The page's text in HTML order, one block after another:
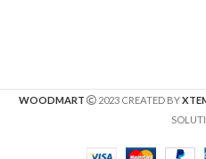
WOODMART 2023 CREATED BY